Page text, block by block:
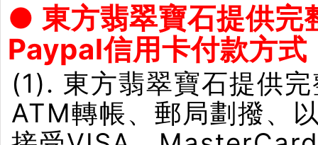
● 東方翡翠寶石提供完
Paypal信用卡付款方式
(1). 東方翡翠寶石提供
ATM轉帳、郵局劃撥、